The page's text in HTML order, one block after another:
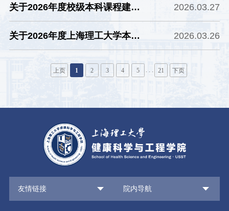
关于2026年度校级本科课程建设
项目申报的公示
2026.03.27
关于2026年度上海理工大学本科
教材建设项目申报的公示
2026.03.26
上页 1 2 3 4 5 . . . 21 下页
友情链接 院内导航